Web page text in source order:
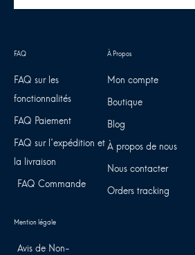
FAQ sur les
fonctionnalités
FAQ Paiement
FAQ sur l'expédition et
la livraison
FAQ Commande
Mon compte
Boutique
Blog
À propos de nous
Nous contacter
Orders tracking
Avis de Non-